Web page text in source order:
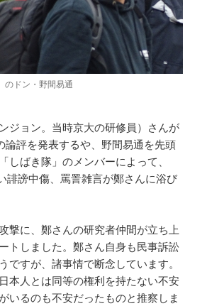
のドン・野間易通
ジョン。当時京大の研修員）さんが
論評を発表するや、野間易通を先頭
しばき隊」のメンバーによって、
誹謗中傷、罵詈雑言が鄭さんに浴び
撃に、鄭さんの研究者仲間が立ち上
トしました。鄭さん自身も民事訴訟
ですが、諸事情で断念しています。
本人とは同等の権利を持たない不安
いるのも不安だったものと推察しま